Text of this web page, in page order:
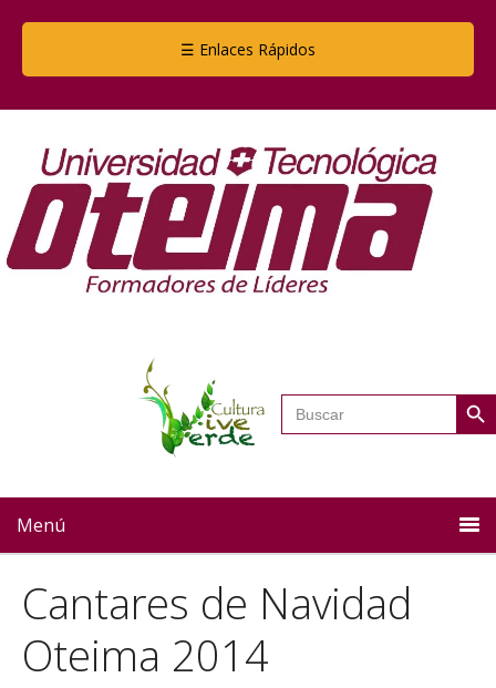
☰ Enlaces Rápidos
Buscar: Botón
Menú
Cantares de Navidad
Oteima 2014